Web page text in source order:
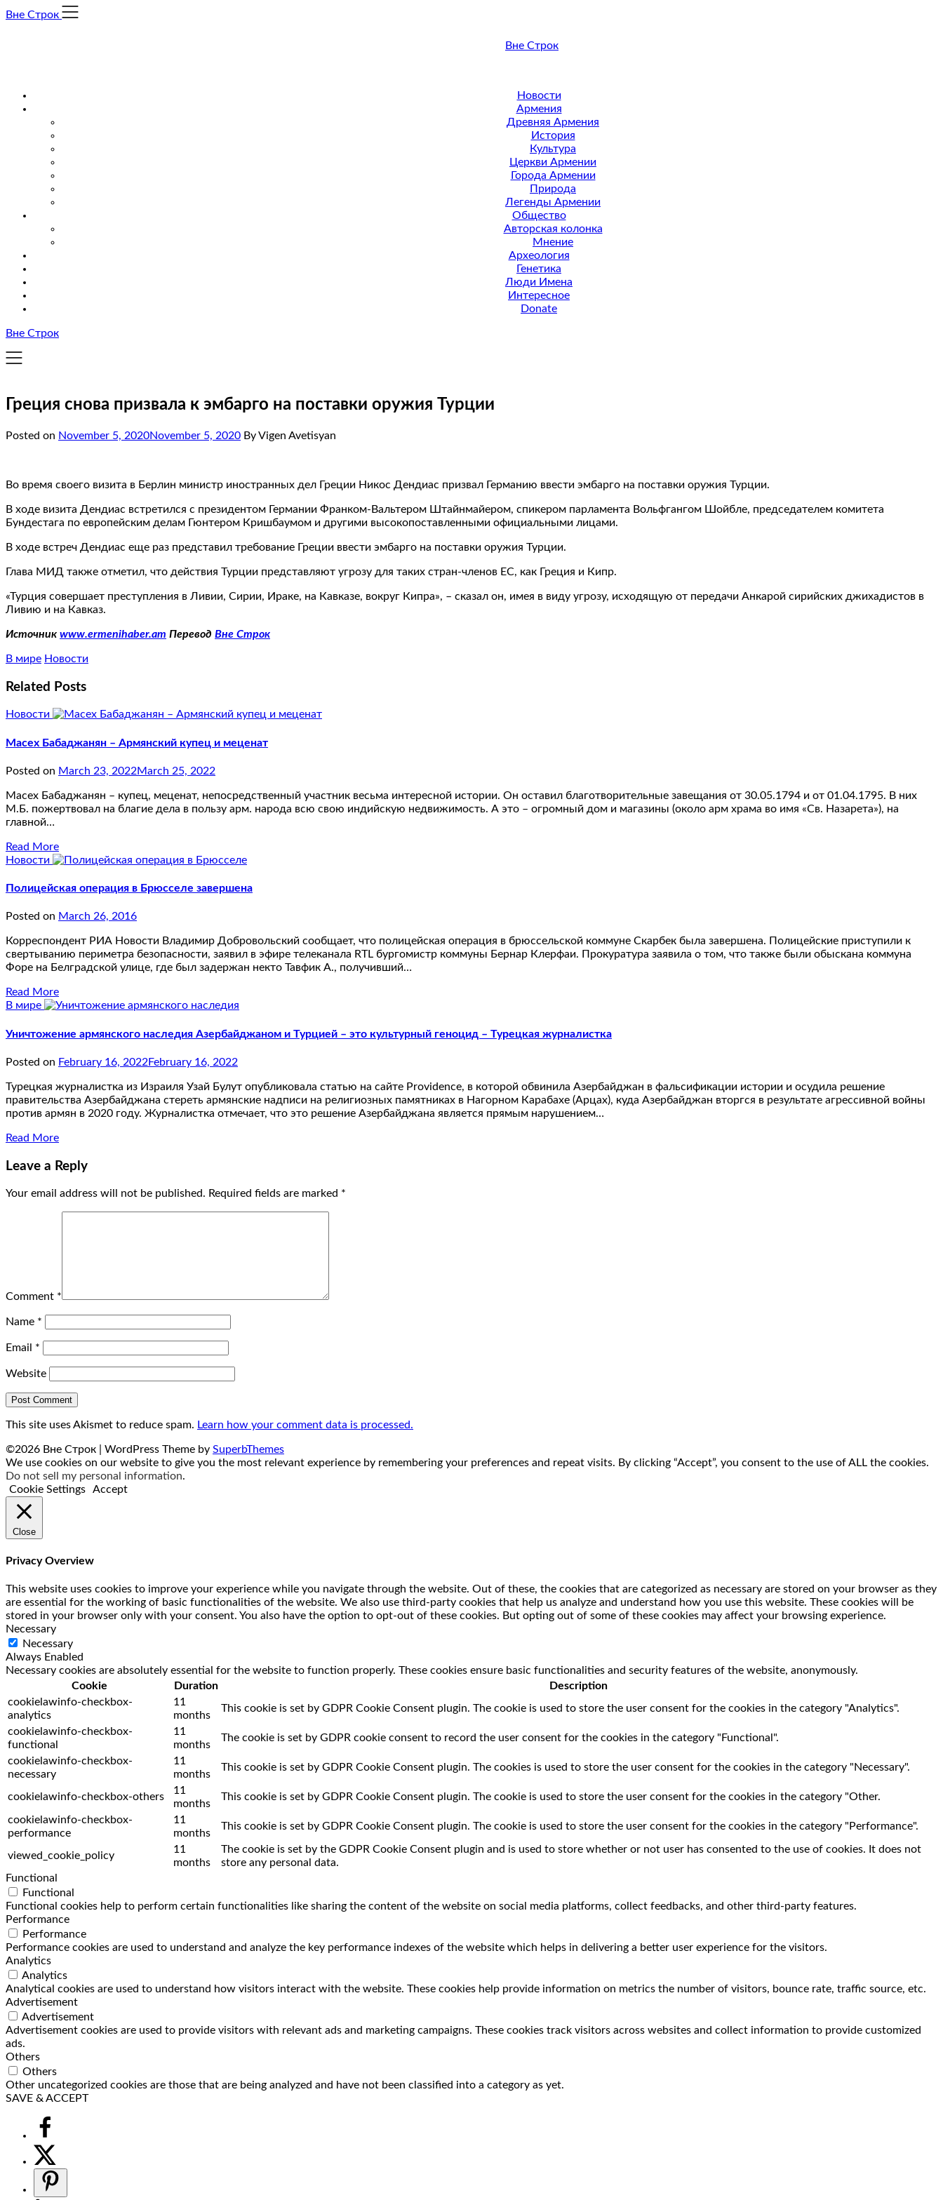
Skip
Вне Строк
Вне Строк
Новости
Армения
Древняя Армения
История
Культура
Церкви Армении
Города Армении
Природа
Легенды Армении
Общество
Авторская колонка
Мнение
Археология
Генетика
Люди Имена
Интересное
Donate
Вне Строк
Греция снова призвала к эмбарго на поставки оружия Турции
Posted on November 5, 2020November 5, 2020 By Vigen Avetisyan
Во время своего визита в Берлин министр иностранных дел Греции Никос Дендиас призвал Германию ввести эмбарго на поставки оружия Турции.
В ходе визита Дендиас встретился с президентом Германии Франком-Вальтером Штайнмайером, спикером парламента Вольфгангом Шойбле, председателем комитета
Бундестага по европейским делам Гюнтером Кришбаумом и другими высокопоставленными официальными лицами.
В ходе встреч Дендиас еще раз представил требование Греции ввести эмбарго на поставки оружия Турции.
Глава МИД также отметил, что действия Турции представляют угрозу для таких стран-членов ЕС, как Греция и Кипр.
«Турция совершает преступления в Ливии, Сирии, Ираке, на Кавказе, вокруг Кипра», – сказал он, имея в виду угрозу, исходящую от передачи Анкарой сирийских джихадистов в
Ливию и на Кавказ.
Источник www.ermenihaber.am Перевод Вне Строк
В мире Новости
Related Posts
Новости
Масех Бабаджанян – Армянский купец и меценат
Posted on March 23, 2022March 25, 2022
Масех Бабаджанян – купец, меценат, непосредственный участник весьма интересной истории. Он оставил благотворительные завещания от 30.05.1794 и от 01.04.1795. В них
М.Б. пожертвовал на благие дела в пользу арм. народа всю свою индийскую недвижимость. А это – огромный дом и магазины (около арм храма во имя «Св. Назарета»), на
главной…
Read More
Новости
Полицейская операция в Брюсселе завершена
Posted on March 26, 2016
Корреспондент РИА Новости Владимир Добровольский сообщает, что полицейская операция в брюссельской коммуне Скарбек была завершена. Полицейские приступили к
свертыванию периметра безопасности, заявил в эфире телеканала RTL бургомистр коммуны Бернар Клерфаи. Прокуратура заявила о том, что также были обыскана коммуна
Форе на Белградской улице, где был задержан некто Тавфик А., получивший…
Read More
В мире
Уничтожение армянского наследия Азербайджаном и Турцией – это культурный геноцид – Турецкая журналистка
Posted on February 16, 2022February 16, 2022
Турецкая журналистка из Израиля Узай Булут опубликовала статью на сайте Providence, в которой обвинила Азербайджан в фальсификации истории и осудила решение
правительства Азербайджана стереть армянские надписи на религиозных памятниках в Нагорном Карабахе (Арцах), куда Азербайджан вторгся в результате агрессивной войны
против армян в 2020 году. Журналистка отмечает, что это решение Азербайджана является прямым нарушением…
Read More
Leave a Reply
Your email address will not be published. Required fields are marked *
Comment *
Name *
Email *
Website
This site uses Akismet to reduce spam. Learn how your comment data is processed.
©2026 Вне Строк | WordPress Theme by SuperbThemes
We use cookies on our website to give you the most relevant experience by remembering your preferences and repeat visits. By clicking “Accept”, you consent to the use of ALL the cookies.
Do not sell my personal information.
Cookie Settings
Accept
Close
Privacy Overview
This website uses cookies to improve your experience while you navigate through the website. Out of these, the cookies that are categorized as necessary are stored on your browser as they
are essential for the working of basic functionalities of the website. We also use third-party cookies that help us analyze and understand how you use this website. These cookies will be
stored in your browser only with your consent. You also have the option to opt-out of these cookies. But opting out of some of these cookies may affect your browsing experience.
Necessary
Necessary
Always Enabled
Necessary cookies are absolutely essential for the website to function properly. These cookies ensure basic functionalities and security features of the website, anonymously.
Cookie
Duration
Description
cookielawinfo-checkbox-
analytics
11
months
This cookie is set by GDPR Cookie Consent plugin. The cookie is used to store the user consent for the cookies in the category "Analytics".
cookielawinfo-checkbox-
functional
11
months
The cookie is set by GDPR cookie consent to record the user consent for the cookies in the category "Functional".
cookielawinfo-checkbox-
necessary
11
months
This cookie is set by GDPR Cookie Consent plugin. The cookies is used to store the user consent for the cookies in the category "Necessary".
cookielawinfo-checkbox-others
11
months
This cookie is set by GDPR Cookie Consent plugin. The cookie is used to store the user consent for the cookies in the category "Other.
cookielawinfo-checkbox-
performance
11
months
This cookie is set by GDPR Cookie Consent plugin. The cookie is used to store the user consent for the cookies in the category "Performance".
viewed_cookie_policy
11
months
The cookie is set by the GDPR Cookie Consent plugin and is used to store whether or not user has consented to the use of cookies. It does not
store any personal data.
Functional
Functional
Functional cookies help to perform certain functionalities like sharing the content of the website on social media platforms, collect feedbacks, and other third-party features.
Performance
Performance
Performance cookies are used to understand and analyze the key performance indexes of the website which helps in delivering a better user experience for the visitors.
Analytics
Analytics
Analytical cookies are used to understand how visitors interact with the website. These cookies help provide information on metrics the number of visitors, bounce rate, traffic source, etc.
Advertisement
Advertisement
Advertisement cookies are used to provide visitors with relevant ads and marketing campaigns. These cookies track visitors across websites and collect information to provide customized
ads.
Others
Others
Other uncategorized cookies are those that are being analyzed and have not been classified into a category as yet.
SAVE & ACCEPT